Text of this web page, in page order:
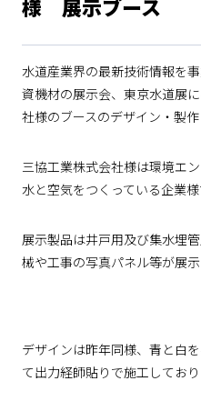
様 展示ブース
水道産業界の最新技術情報を
資機材の展示会、東京水道展
社様のブースのデザイン・製
三協工業株式会社様は環境エ
水と空気をつくっている企業様
展示製品は井戸用及び集水埋
械や工事の写真パネル等が展示
デザインは昨年同様、青と白
て出力経師貼りで施工しており